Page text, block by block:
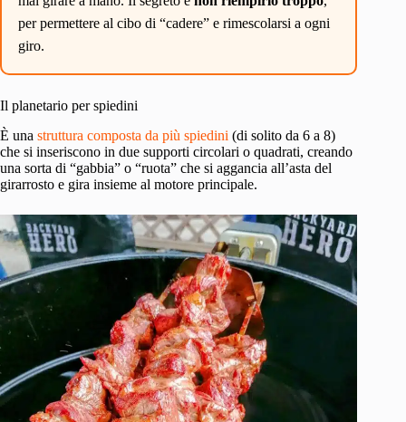
per permettere al cibo di “cadere” e rimescolarsi a ogni
giro.
Il planetario per spiedini
È una struttura composta da più spiedini (di solito da 6 a 8)
che si inseriscono in due supporti circolari o quadrati, creando
una sorta di “gabbia” o “ruota” che si aggancia all’asta del
girarrosto e gira insieme al motore principale.